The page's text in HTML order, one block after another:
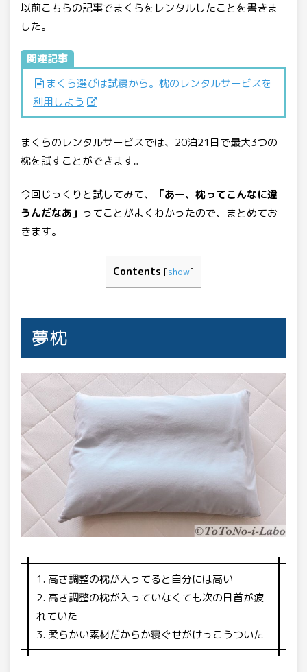
以前こちらの記事でまくらをレンタルしたことを書きま
した。
関連記事
まくら選びは試寝から。枕のレンタルサービスを
利用しよう
まくらのレンタルサービスでは、20泊21日で最大3つの
枕を試すことができます。
今回じっくりと試してみて、
「あー、枕ってこんなに違
うんだなあ」 ってことがよくわかったので、まとめてお
きます。
Contents [show]
夢枕
高さ調整の枕が入ってると自分には高い
高さ調整の枕が入っていなくても次の日首が疲
れていた
柔らかい素材だからか寝ぐせがけっこうついた